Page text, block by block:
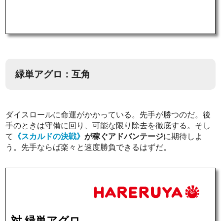
緑単アグロ：互角
ダイスロールに命運がかかっている。先手が勝つのだ。後
手のときは守備に回り、可能な限り除去を徹底する。そし
て 《スカルドの決戦》が稼ぐアドバンテージに期待しよ
う。先手ならば楽々と速度勝負できるはずだ。